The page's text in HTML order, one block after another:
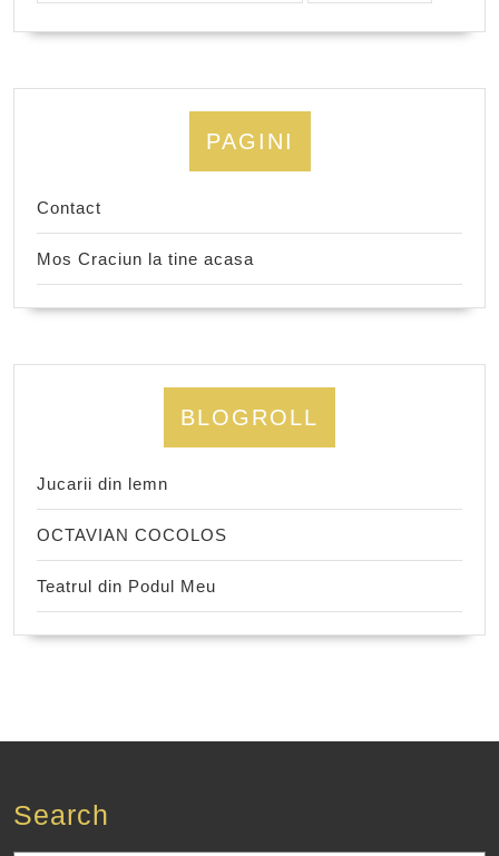
PAGINI
Contact
Mos Craciun la tine acasa
BLOGROLL
Jucarii din lemn
OCTAVIAN COCOLOS
Teatrul din Podul Meu
Search